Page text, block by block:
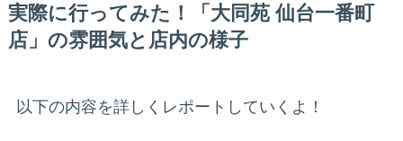
実際に行ってみた！「大同苑 仙台一番町
店」の雰囲気と店内の様子
以下の内容を詳しくレポートしていくよ！